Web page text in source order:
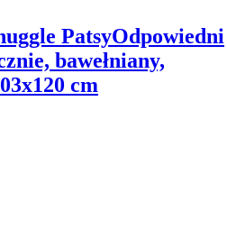
PatsyOdpowiedni
bawełniany,
cm